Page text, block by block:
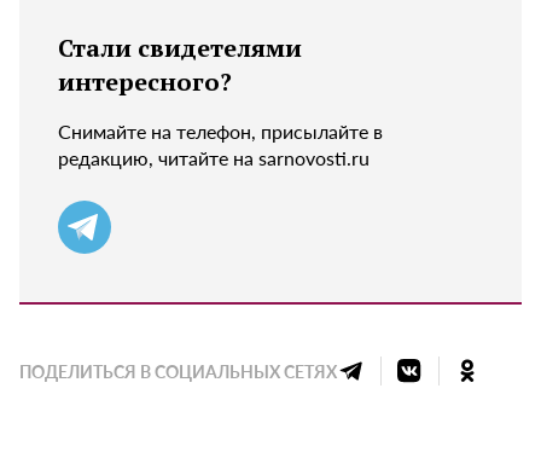
Стали свидетелями
интересного?
Снимайте на телефон, присылайте в
редакцию, читайте на sarnovosti.ru
ПОДЕЛИТЬСЯ В СОЦИАЛЬНЫХ СЕТЯХ